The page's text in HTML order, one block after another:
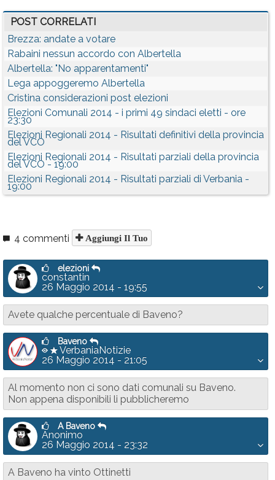
POST CORRELATI
Brezza: andate a votare
Rabaini nessun accordo con Albertella
Albertella: "No apparentamenti"
Lega appoggeremo Albertella
Cristina considerazioni post elezioni
Elezioni Comunali 2014 - i primi 49 sindaci eletti - ore
23:30
Elezioni Regionali 2014 - Risultati definitivi della provincia
del VCO
Elezioni Regionali 2014 - Risultati parziali della provincia
del VCO - 19:00
Elezioni Regionali 2014 - Risultati parziali di Verbania -
19:00
4 commenti Aggiungi Il Tuo
elezioni
constantin
26 Maggio 2014 - 19:55
Avete qualche percentuale di Baveno?
Baveno
VerbaniaNotizie
26 Maggio 2014 - 21:05
Al momento non ci sono dati comunali su Baveno.
Non appena disponibili li pubblicheremo
A Baveno
Anonimo
26 Maggio 2014 - 23:32
A Baveno ha vinto Ottinetti